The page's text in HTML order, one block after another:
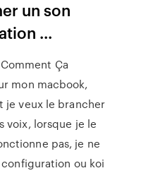
un son
...
Ça
mon macbook,
je veux le brancher
voix, lorsque je le
pas, je ne
ou koi